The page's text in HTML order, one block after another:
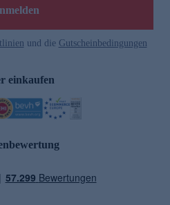
und die Gutscheinbedingungen
einkaufen